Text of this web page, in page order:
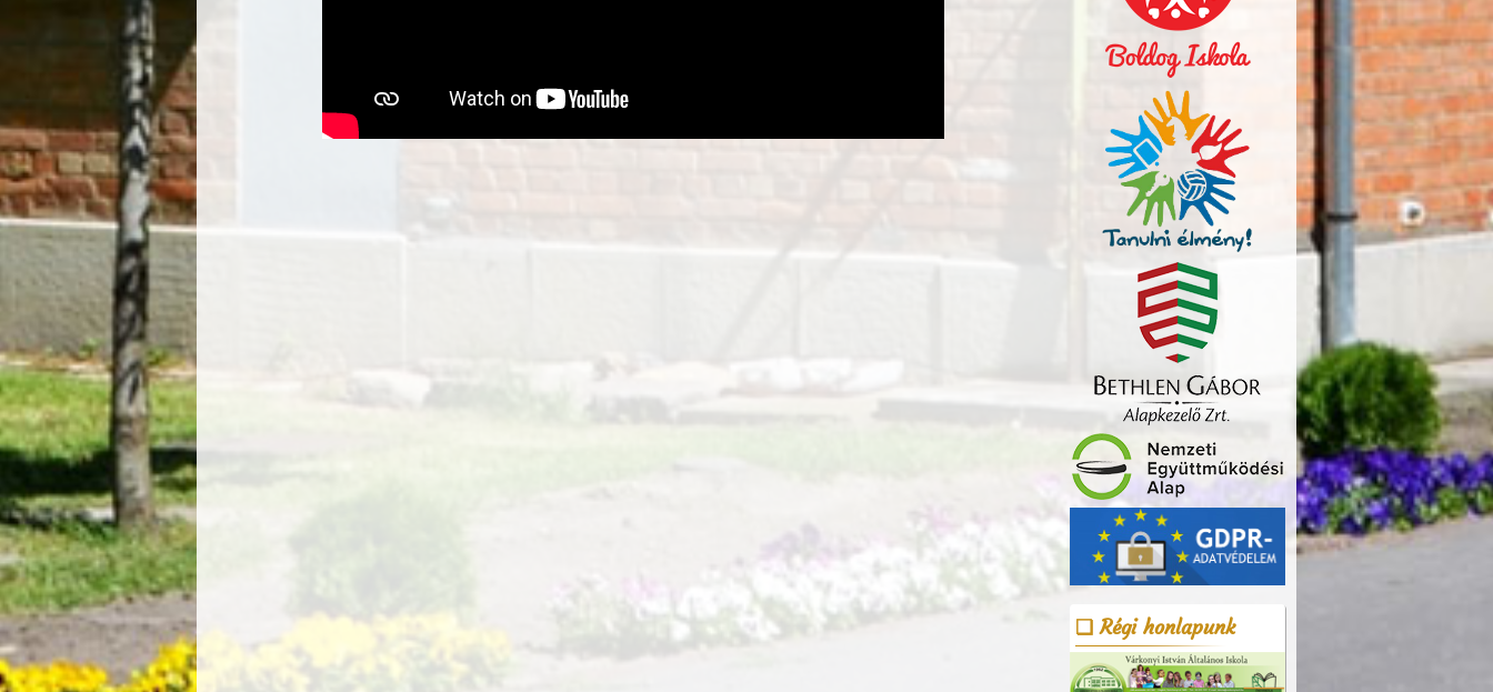
Régi honlapunk